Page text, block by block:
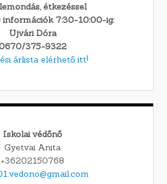
étkezéssel
információk 7:30-10:00-ig:
Ujvári Dóra
375-9322
árlista elérhető itt!
Iskolai védőnő
Gyetvai Anita
+36202150768